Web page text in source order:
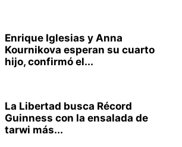
Enrique Iglesias y Anna
Kournikova esperan su cuarto
hijo, confirmó el...
La Libertad busca Récord
Guinness con la ensalada de
tarwi más...